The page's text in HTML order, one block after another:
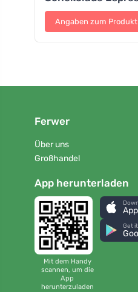
Angaben zum Produkt
Ferwer
Über uns
Großhandel
App herunterladen
Mit dem Handy
scannen, um die
App
herunterzuladen
Get